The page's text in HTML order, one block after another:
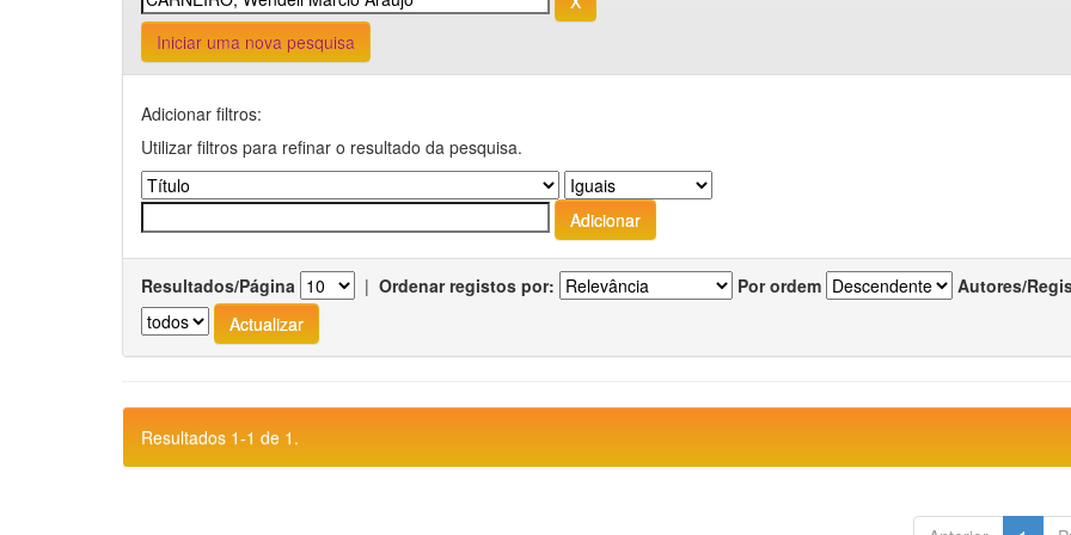
Iniciar uma nova pesquisa
Adicionar filtros:
Utilizar filtros para refinar o resultado da pesquisa.
Resultados/Página | Ordenar registos por: Por ordem Autores/
Resultados 1-1 de 1.